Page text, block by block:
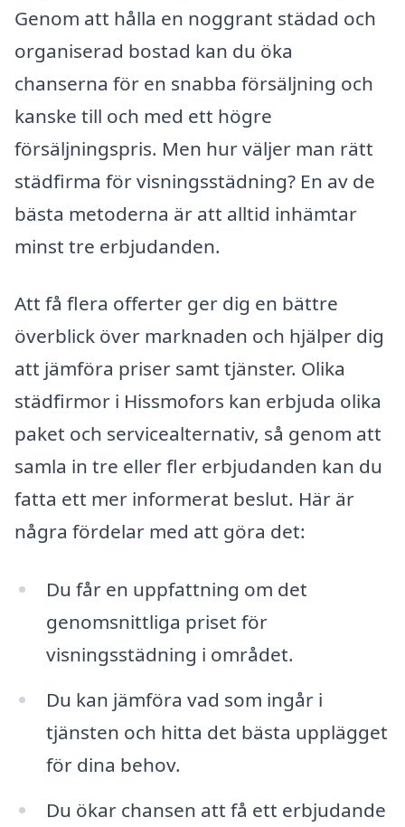
Genom att hålla en noggrant städad och
organiserad bostad kan du öka
chanserna för en snabba försäljning och
kanske till och med ett högre
försäljningspris. Men hur väljer man rätt
städfirma för visningsstädning? En av de
bästa metoderna är att alltid inhämtar
minst tre erbjudanden.
Att få flera offerter ger dig en bättre
överblick över marknaden och hjälper dig
att jämföra priser samt tjänster. Olika
städfirmor i Hissmofors kan erbjuda olika
paket och servicealternativ, så genom att
samla in tre eller fler erbjudanden kan du
fatta ett mer informerat beslut. Här är
några fördelar med att göra det:
Du får en uppfattning om det
genomsnittliga priset för
visningsstädning i området.
Du kan jämföra vad som ingår i
tjänsten och hitta det bästa upplägget
för dina behov.
Du ökar chansen att få ett erbjudande